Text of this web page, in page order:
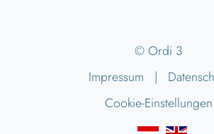
© Ordi 3
Impressum
|
Cookie-Einstellungen